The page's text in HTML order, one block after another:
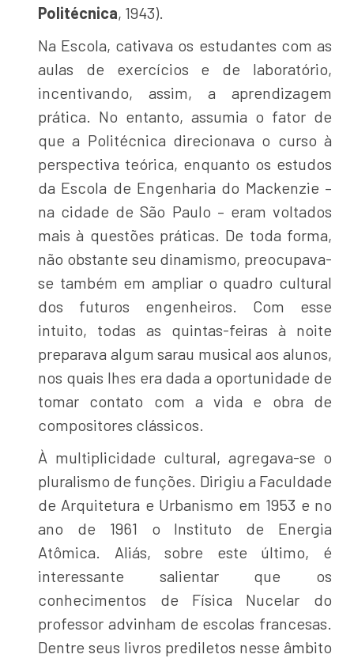
Politécnica, 1943).
Na Escola, cativava os estudantes com as
aulas de exercícios e de laboratório,
incentivando, assim, a aprendizagem
prática. No entanto, assumia o fator de
que a Politécnica direcionava o curso à
perspectiva teórica, enquanto os estudos
da Escola de Engenharia do Mackenzie –
na cidade de São Paulo – eram voltados
mais à questões práticas. De toda forma,
não obstante seu dinamismo, preocupava-
se também em ampliar o quadro cultural
dos futuros engenheiros. Com esse
intuito, todas as quintas-feiras à noite
preparava algum sarau musical aos alunos,
nos quais lhes era dada a oportunidade de
tomar contato com a vida e obra de
compositores clássicos.
À multiplicidade cultural, agregava-se o
pluralismo de funções. Dirigiu a Faculdade
de Arquitetura e Urbanismo em 1953 e no
ano de 1961 o Instituto de Energia
Atômica. Aliás, sobre este último, é
interessante salientar que os
conhecimentos de Física Nucelar do
professor advinham de escolas francesas.
Dentre seus livros prediletos nesse âmbito